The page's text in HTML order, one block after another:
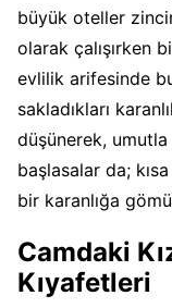
büyük oteller
olarak çalışırken
evlilik arifesinde
sakladıkları
düşünerek,
başlasalar da;
bir karanlığa
Camdaki
Kıyafetleri